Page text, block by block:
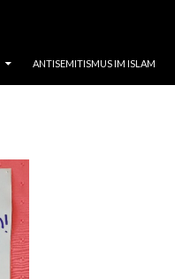
ANTISEMITISMUS IM ISLAM